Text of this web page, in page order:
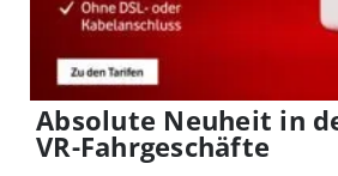
Absolute Neuheit in
VR-Fahrgeschäfte